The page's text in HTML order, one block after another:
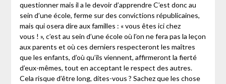
questionner mais il a le devoir d’apprendre C’est donc au
sein d’une école, ferme sur des convictions républicaines,
mais qui osera dire aux familles : « vous êtes ici chez
vous ! », c’est au sein d’une école où l’on ne fera pas la leçon
aux parents et où ces derniers respecteront les maîtres
que les enfants, d’où qu’ils viennent, affirmeront la fierté
d’eux-mêmes, tout en acceptant le respect des autres.
Cela risque d’être long, dites-vous ? Sachez que les chose